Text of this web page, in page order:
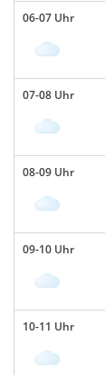
06-07 Uhr
07-08 Uhr
08-09 Uhr
09-10 Uhr
10-11 Uhr